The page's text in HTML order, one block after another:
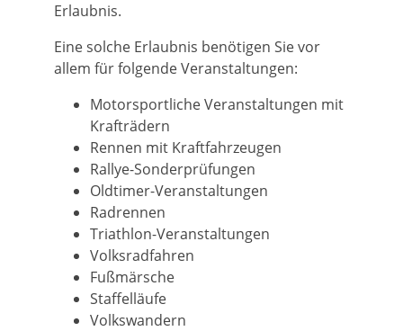
Erlaubnis.
Eine solche Erlaubnis benötigen Sie vor
allem für folgende Veranstaltungen:
Motorsportliche Veranstaltungen mit
Krafträdern
Rennen mit Kraftfahrzeugen
Rallye-Sonderprüfungen
Oldtimer-Veranstaltungen
Radrennen
Triathlon-Veranstaltungen
Volksradfahren
Fußmärsche
Staffelläufe
Volkswandern